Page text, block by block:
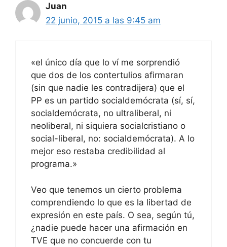
Juan
22 junio, 2015 a las 9:45 am
«el único día que lo ví me sorprendió
que dos de los contertulios afirmaran
(sin que nadie les contradijera) que el
PP es un partido socialdemócrata (sí, sí,
socialdemócrata, no ultraliberal, ni
neoliberal, ni siquiera socialcristiano o
social-liberal, no: socialdemócrata). A lo
mejor eso restaba credibilidad al
programa.»
Veo que tenemos un cierto problema
comprendiendo lo que es la libertad de
expresión en este país. O sea, según tú,
¿nadie puede hacer una afirmación en
TVE que no concuerde con tu